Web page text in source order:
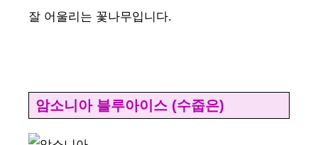
잘 어울리는 꽃나무입니다.
암소니아 블루아이스 (수줍은)